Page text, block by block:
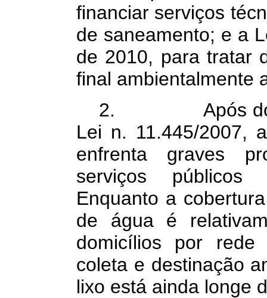
financiar serviços
de saneamento; e a
de 2010, para tratar
final ambientalmente
2. Após dos
Lei n. 11.445/2007,
enfrenta graves
serviços públicos
Enquanto a
de água é
domicílios por
coleta e destinação
lixo está ainda longe